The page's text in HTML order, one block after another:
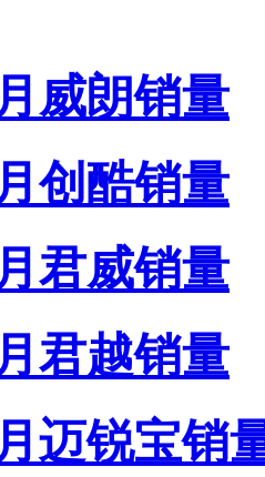
威朗销量
创酷销量
君威销量
君越销量
迈锐宝销